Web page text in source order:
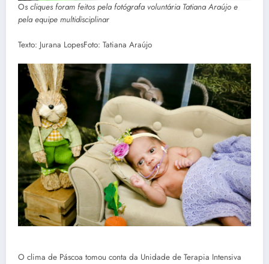
Os cliques foram feitos pela fotógrafa voluntária Tatiana Araújo e
pela equipe multidisciplinar
Texto: Jurana LopesFoto: Tatiana Araújo
O clima de Páscoa tomou conta da Unidade de Terapia Intensiva